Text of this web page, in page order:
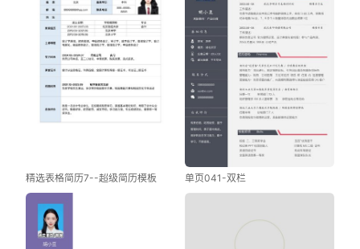
精选表格简历7--超级简历模板 单页041-双栏